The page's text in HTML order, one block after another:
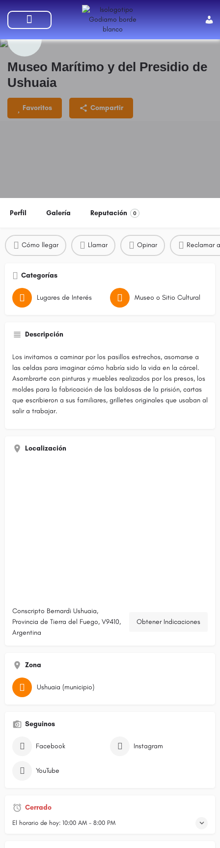
Museo Marítimo y del Presidio de
Ushuaia
Favoritos Compartir
Perfil Galería Reputación 0
Cómo llegar Llamar Opinar Reclamar
Categorías
Lugares de Interés Museo o Sitio Cultural
Descripción
Los invitamos a caminar por los pasillos estrechos, asomarse a
las celdas para imaginar cómo habría sido la vida en la cárcel.
Asombrarte con pinturas y muebles realizados por los presos, los
moldes para la fabricación de las baldosas de la prisión, cartas
que escribieron a sus familiares, grilletes originales que usaban al
salir a trabajar.
Localización
Conscripto Bernardi Ushuaia,
Provincia de Tierra del Fuego, V9410,
Argentina
Obtener Indicaciones
Zona
Ushuaia (municipio)
Seguinos
Facebook Instagram
YouTube
Cerrado
El horario de hoy: 10:00 AM - 8:00 PM